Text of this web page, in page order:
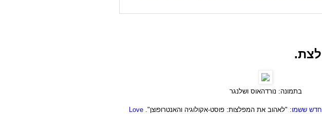
בתמונה: נורדהאוס ושלנגר
חדש ששמו: "לאהוב את המפלצות: פוסט-אקולוגיה והאנטרופוצן". Love